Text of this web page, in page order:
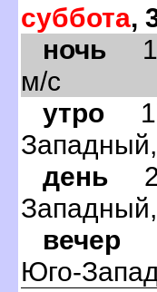
суббота,
ночь
м/с
утро
день
вечер
Юго-